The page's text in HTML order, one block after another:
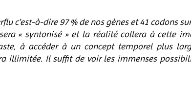
c’est-à-dire 97 % de nos gènes et 41
« syntonisé » et la réalité collera à cette
à accéder à un concept temporel plus
illimitée. Il suffit de voir les immenses